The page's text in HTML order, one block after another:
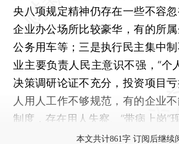
央八项规定精神仍存在一些不容
企业办公场所比较豪华，有的所
公务用车等；三是执行民主集中
业主要负责人民主意识不强，“个
决策调研论证不充分，投资项目
人用人工作不够规范，有的企业
制度，存在用人失察、“带病上岗”现
本文共计861字 订阅后继续